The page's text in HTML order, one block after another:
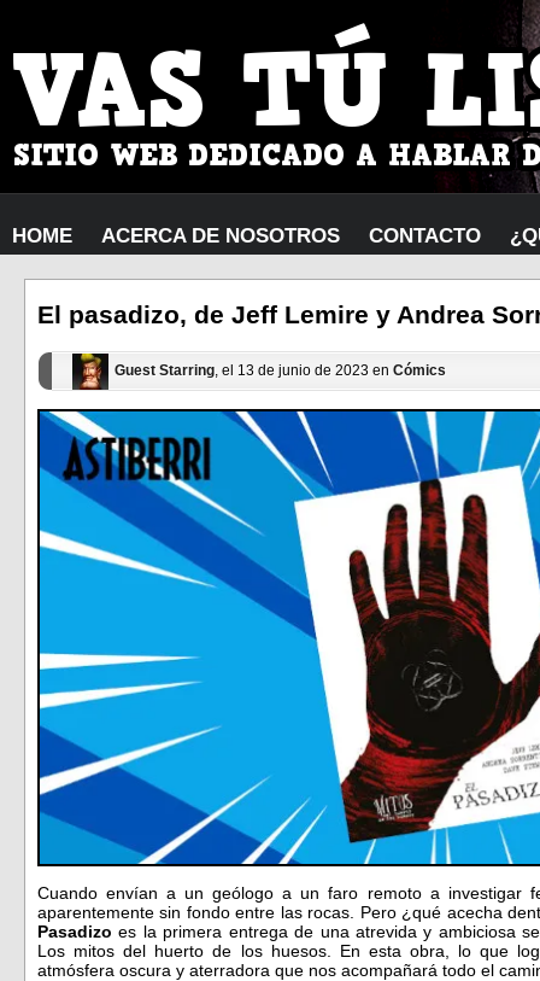
HOME ACERCA DE NOSOTROS CONTACTO
El pasadizo, de Jeff Lemire y Andrea
Guest Starring, el 13 de junio de 2023 en Cómics
Cuando envían a un geólogo a un faro remoto a investigar
aparentemente sin fondo entre las rocas. Pero ¿qué acecha
Pasadizo es la primera entrega de una atrevida y ambiciosa
Los mitos del huerto de los huesos. En esta obra, lo que
atmósfera oscura y aterradora que nos acompañará todo el